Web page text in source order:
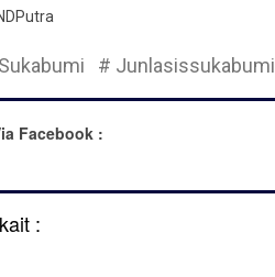
# Junlasissukabumi
Facebook :
: